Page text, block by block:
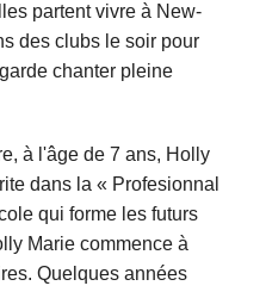
partent vivre à New-
des clubs le soir pour
chanter pleine
à l'âge de 7 ans, Holly
dans la « Profesionnal
qui forme les futurs
Marie commence à
Quelques années